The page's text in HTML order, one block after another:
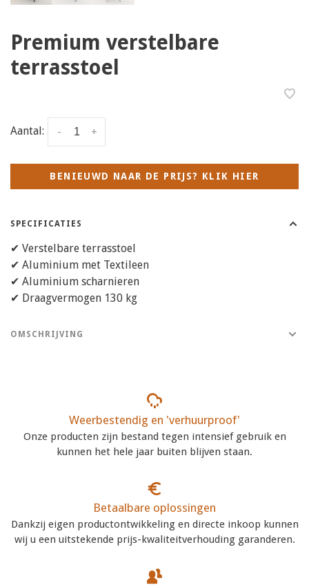
Premium verstelbare
terrasstoel
Aantal: +
-
BENIEUWD NAAR DE PRIJS? KLIK HIER
SPECIFICATIES
✔ Verstelbare terrasstoel
✔ Aluminium met Textileen
✔ Aluminium scharnieren
✔ Draagvermogen 130 kg
OMSCHRIJVING
Weerbestendig en 'verhuurproof'
Onze producten zijn bestand tegen intensief gebruik en
kunnen het hele jaar buiten blijven staan.
Betaalbare oplossingen
Dankzij eigen productontwikkeling en directe inkoop kunnen
wij u een uitstekende prijs-kwaliteitverhouding garanderen.